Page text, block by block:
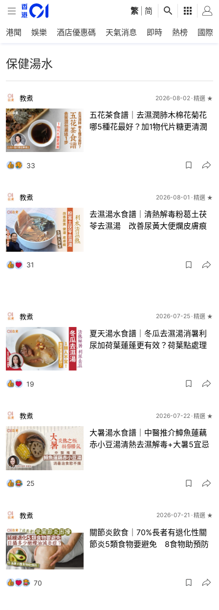
繁 简
港聞 娛樂 酒店優惠碼 天氣消息 即時 熱榜 國際
保健湯水
教煮 2026-08-02 精選 ★
五花茶食譜｜去濕潤肺木棉花菊花
哪5種花最好？加1物代片糖更清潤
33
教煮 2026-08-01 精選 ★
去濕湯水食譜｜清熱解毒粉葛土茯
苓去濕湯 改善尿黃大便爛皮膚痕
31
教煮 2026-07-25 精選 ★
夏天湯水食譜｜冬瓜去濕湯消暑利
尿加荷葉蓮蓬更有效？荷葉點處理
19
教煮 2026-07-22 精選 ★
大暑湯水食譜｜中醫推介鱆魚蓮藕
赤小豆湯清熱去濕解毒+大暑5宜忌
25
教煮 2026-07-21 精選 ★
關節炎飲食｜70%長者有退化性關
節炎5類食物要避免 8食物助預防
70